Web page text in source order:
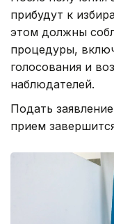
прибудут к
этом должны
процедуры,
голосования и
наблюдателей.
Подать
прием